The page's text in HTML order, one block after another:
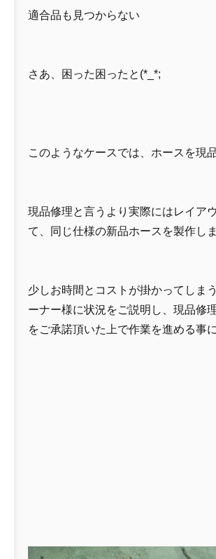
適合品も見つからない
さあ、困った困ったと(*_*;
このようなケースでは、ホースを現
現品修理と言うより実際にはレイア
て、同じ仕様の新品ホースを製作し
少しお時間とコストが掛かってしま
ーナー様に状況をご説明し、現品修
をご承諾頂いた上で作業を進める事